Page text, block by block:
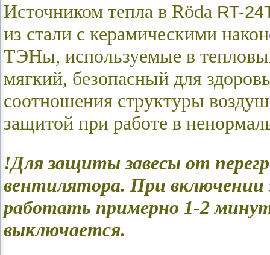
Источником тепла в Röda RT-
из стали с керамическими
ТЭНы, используемые в
мягкий, безопасный для
соотношения структуры
защитой при работе в
!Для защиты завесы от
вентилятора. При включении
работать примерно 1-2
выключается.